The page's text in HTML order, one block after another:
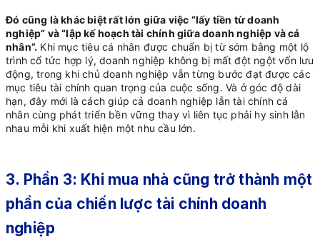
Đó cũng là khác biệt rất lớn giữa việc “lấy tiền từ doanh
nghiệp” và “lập kế hoạch tài chính giữa doanh nghiệp và cá
nhân”. Khi mục tiêu cá nhân được chuẩn bị từ sớm bằng một lộ
trình cổ tức hợp lý, doanh nghiệp không bị mất đột ngột vốn lưu
động, trong khi chủ doanh nghiệp vẫn từng bước đạt được các
mục tiêu tài chính quan trọng của cuộc sống. Và ở góc độ dài
hạn, đây mới là cách giúp cả doanh nghiệp lẫn tài chính cá
nhân cùng phát triển bền vững thay vì liên tục phải hy sinh lẫn
nhau mỗi khi xuất hiện một nhu cầu lớn.
3. Phần 3: Khi mua nhà cũng trở thành một
phần của chiến lược tài chính doanh
nghiệp